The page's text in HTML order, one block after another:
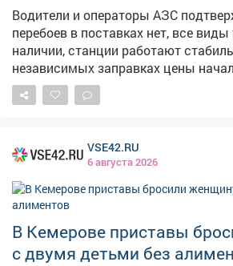
Водители и операторы АЗС
перебоев в поставках нет, все
наличии, станции работают
независимых заправках цены начали
хорошие новости. Но вопрос
будем и дальше работать с
VSE42.RU
6 августа 2026
В Кемерове приставы
с двумя детьми без